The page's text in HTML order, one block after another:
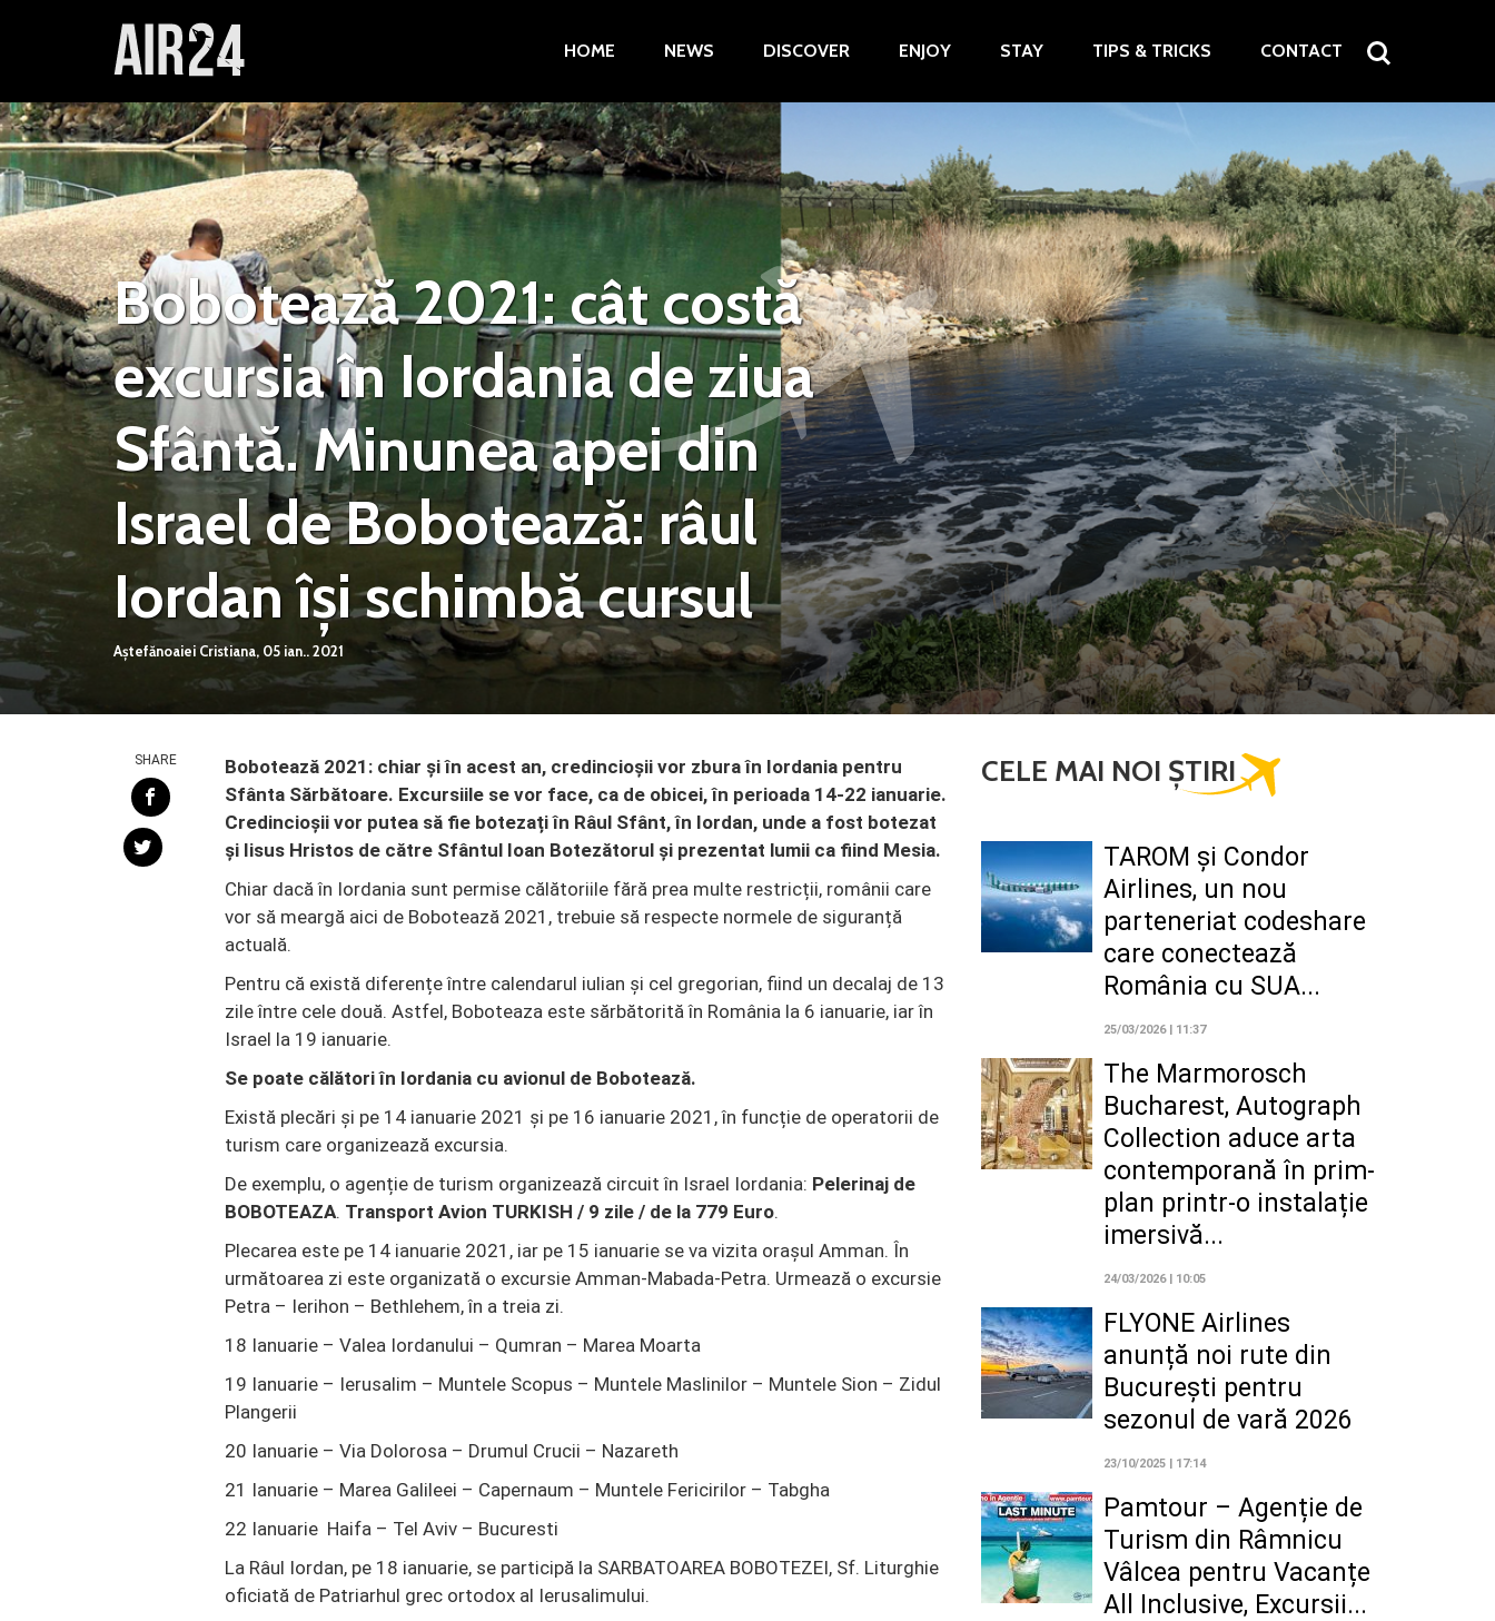
HOME NEWS DISCOVER ENJOY STAY TIPS & TRICKS CONTACT
Bobotează 2021: cât costă
excursia în Iordania de ziua
Sfântă. Minunea apei din
Israel de Bobotează: râul
Iordan își schimbă cursul
Aștefănoaiei Cristiana, 05 ian.. 2021
Bobotează 2021: chiar și în acest an, credincioșii vor zbura în Iordania pentru
Sfânta Sărbătoare. Excursiile se vor face, ca de obicei, în perioada 14-22 ianuarie.
Credincioșii vor putea să fie botezați în Râul Sfânt, în Iordan, unde a fost botezat
și Iisus Hristos de către Sfântul Ioan Botezătorul și prezentat lumii ca fiind Mesia.
Chiar dacă în Iordania sunt permise călătoriile fără prea multe restricții, românii care
vor să meargă aici de Bobotează 2021, trebuie să respecte normele de siguranță
actuală.
Pentru că există diferențe între calendarul iulian și cel gregorian, fiind un decalaj de 13
zile între cele două. Astfel, Boboteaza este sărbătorită în România la 6 ianuarie, iar în
Israel la 19 ianuarie.
Se poate călători în Iordania cu avionul de Bobotează.
Există plecări și pe 14 ianuarie 2021 și pe 16 ianuarie 2021, în funcție de operatorii de
turism care organizează excursia.
De exemplu, o agenție de turism organizează circuit în Israel Iordania: Pelerinaj de
BOBOTEAZA. Transport Avion TURKISH / 9 zile / de la 779 Euro.
Plecarea este pe 14 ianuarie 2021, iar pe 15 ianuarie se va vizita orașul Amman. În
următoarea zi este organizată o excursie Amman-Mabada-Petra. Urmează o excursie
Petra – Ierihon – Bethlehem, în a treia zi.
18 Ianuarie – Valea Iordanului – Qumran – Marea Moarta
19 Ianuarie – Ierusalim – Muntele Scopus – Muntele Maslinilor – Muntele Sion – Zidul
Plangerii
20 Ianuarie – Via Dolorosa – Drumul Crucii – Nazareth
21 Ianuarie – Marea Galileei – Capernaum – Muntele Fericirilor – Tabgha
22 Ianuarie Haifa – Tel Aviv – Bucuresti
La Râul Iordan, pe 18 ianuarie, se participă la SARBATOAREA BOBOTEZEI, Sf. Liturghie
oficiată de Patriarhul grec ortodox al Ierusalimului.
SHARE CELE MAI NOI ȘTIRI
TAROM şi Condor
Airlines, un nou
parteneriat codeshare
care conectează
România cu SUA...
25/03/2026 | 11:37
The Marmorosch
Bucharest, Autograph
Collection aduce arta
contemporană în prim-
plan printr-o instalație
imersivă...
24/03/2026 | 10:05
FLYONE Airlines
anunță noi rute din
București pentru
sezonul de vară 2026
23/10/2025 | 17:14
Pamtour – Agenție de
Turism din Râmnicu
Vâlcea pentru Vacanțe
All Inclusive, Excursii...